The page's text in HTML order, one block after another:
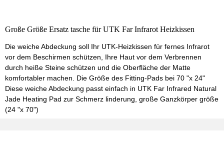
Große Größe Ersatz tasche für UTK Far Infrarot Heizkissen
Die weiche Abdeckung soll Ihr UTK-Heizkissen für fernes Infrarot
vor dem Beschirmen schützen, Ihre Haut vor dem Verbrennen
durch heiße Steine schützen und die Oberfläche der Matte
komfortabler machen. Die Größe des Fitting-Pads bei 70 "x 24"
Diese weiche Abdeckung passt einfach in UTK Far Infrared Natural
Jade Heating Pad zur Schmerz linderung, große Ganzkörper größe
(24 "x 70")